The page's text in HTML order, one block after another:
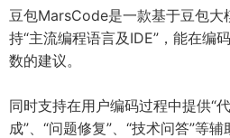
豆包MarsCode是一款基于豆包大
持“主流编程语言及IDE”，能在编
数的建议。
同时支持在用户编码过程中提供“
成”、“问题修复”、“技术问答”等